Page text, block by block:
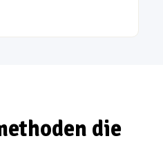
die